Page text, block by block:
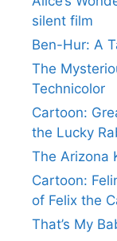
silent film
Ben-Hur: A
The
Technicolor
Cartoon:
the Lucky
The Arizona
Cartoon:
of Felix the
That’s My